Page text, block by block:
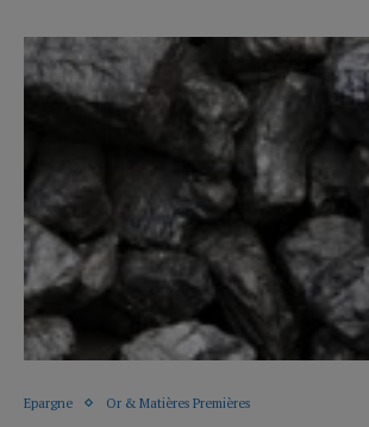
Epargne Or & Matières Premières